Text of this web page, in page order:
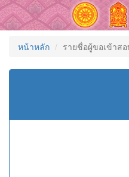
หน้าหลัก รายชื่อผู้ขอเข้าส